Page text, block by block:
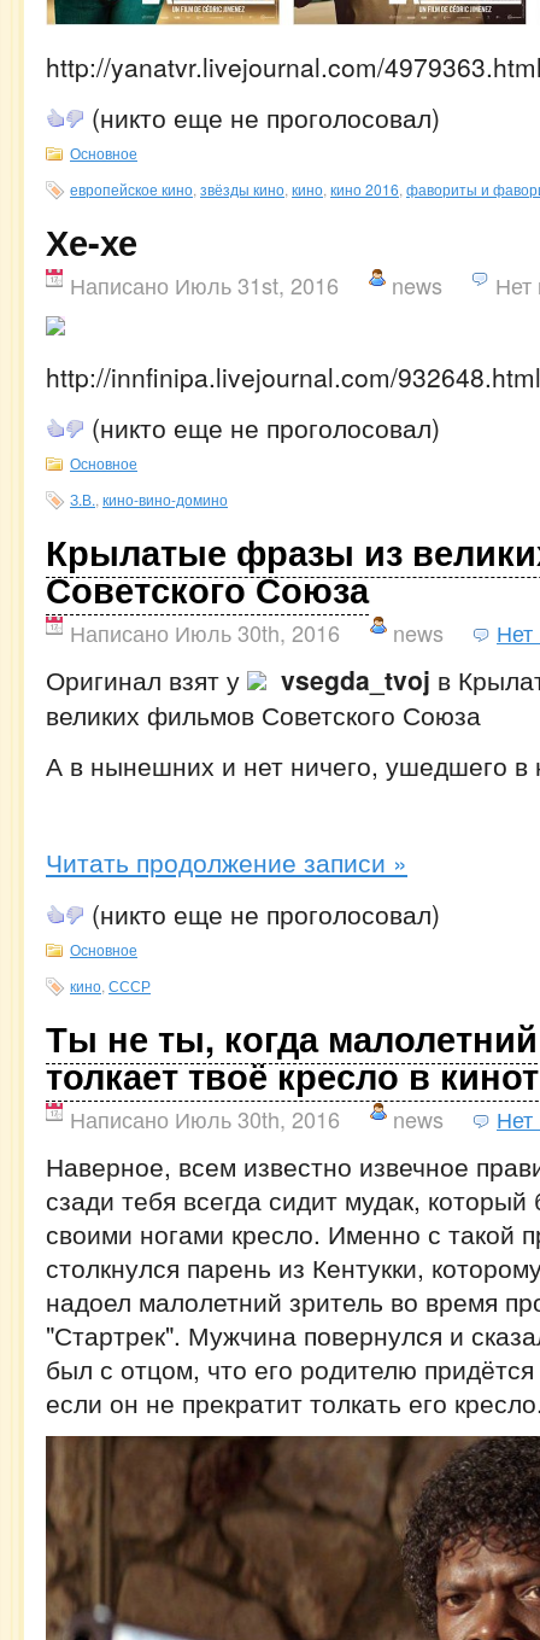
http://yanatvr.livejournal.com/
(никто еще не проголосовал)
Основное
европейское кино звёзды кино кино кино 2016 фавориты и
Хе-хе
Написано Июль 31st, 2016 news Нет
http://innfinipa.livejournal.com/932648.html
(никто еще не проголосовал)
Основное
З.В. кино-вино-домино
Крылатые фразы из
Советского Союза
Написано Июль 30th, 2016 news Нет
Оригинал взят у vsegda_tvoj в
великих фильмов Советского Союза
А в нынешних и нет ничего, ушедшего
Читать продолжение записи »
(никто еще не проголосовал)
Основное
кино СССР
Ты не ты, когда
толкает твоё кресло в
Написано Июль 30th, 2016 news Нет
Наверное, всем известно извечное
сзади тебя всегда сидит мудак, который
своими ногами кресло. Именно с такой
столкнулся парень из Кентукки,
надоел малолетний зритель во время
"Стартрек". Мужчина повернулся и
был с отцом, что его родителю придётся
если он не прекратит толкать его